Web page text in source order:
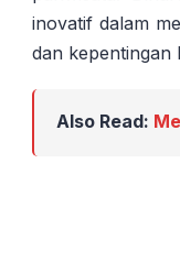
inovatif dalam
dan kepentingan
Also Read: